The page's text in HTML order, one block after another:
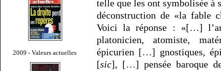
2009 - Valeurs actuelles
telle que les ont symbolisée à
déconstruction de «la fable
Voici la réponse : «[…]
platonicien, atomiste,
épicurien […] gnostiques,
[sic], […] pensée baroque